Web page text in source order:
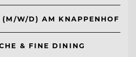
(M/W/D) AM KNAPPENHOF
& FINE DINING